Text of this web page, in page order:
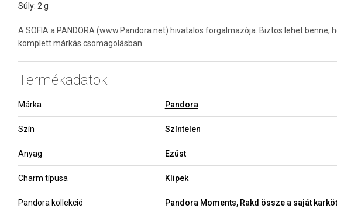
Súly: 2 g
A SOFIA a PANDORA (www.Pandora.net) hivatalos forgalmazója. Biztos lehet benne,
komplett márkás csomagolásban.
Termékadatok
Márka Pandora
Szín Színtelen
Anyag Ezüst
Charm típusa Klipek
Pandora kollekció Pandora Moments, Rakd össze a saját